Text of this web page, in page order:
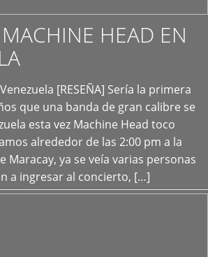
HEAD EN
[RESEÑA] Sería la primera
que una banda de gran calibre se
esta vez Machine Head toco
alrededor de las 2:00 pm a la
Maracay, ya se veía varias personas
a ingresar al concierto, […]
+